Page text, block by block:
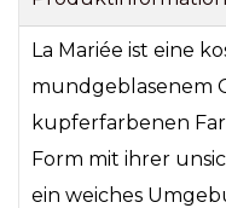
La Mariée ist eine
mundgeblasenem
kupferfarbenen
Form mit ihrer
ein weiches